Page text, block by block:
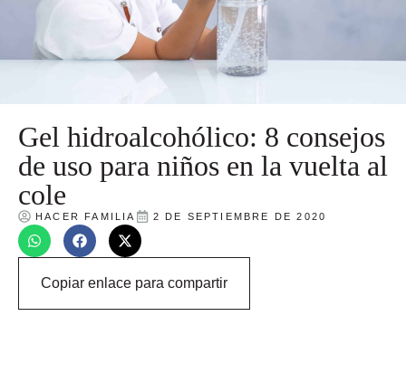
Gel hidroalcohólico: 8 consejos
de uso para niños en la vuelta al
cole
HACER FAMILIA 2 DE SEPTIEMBRE DE 2020
Copiar enlace para compartir